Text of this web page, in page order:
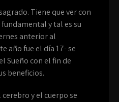
Tiene que ver con
y tal es su
anterior al
año fue el día 17- se
Sueño con el fin de
beneficios.
y el cuerpo se